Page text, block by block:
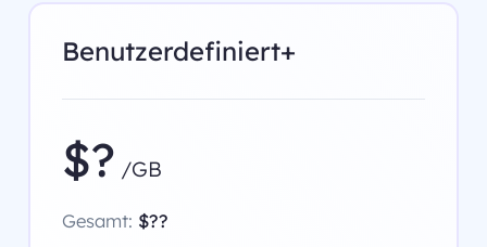
Benutzerdefiniert+
$? /GB
Gesamt: $??